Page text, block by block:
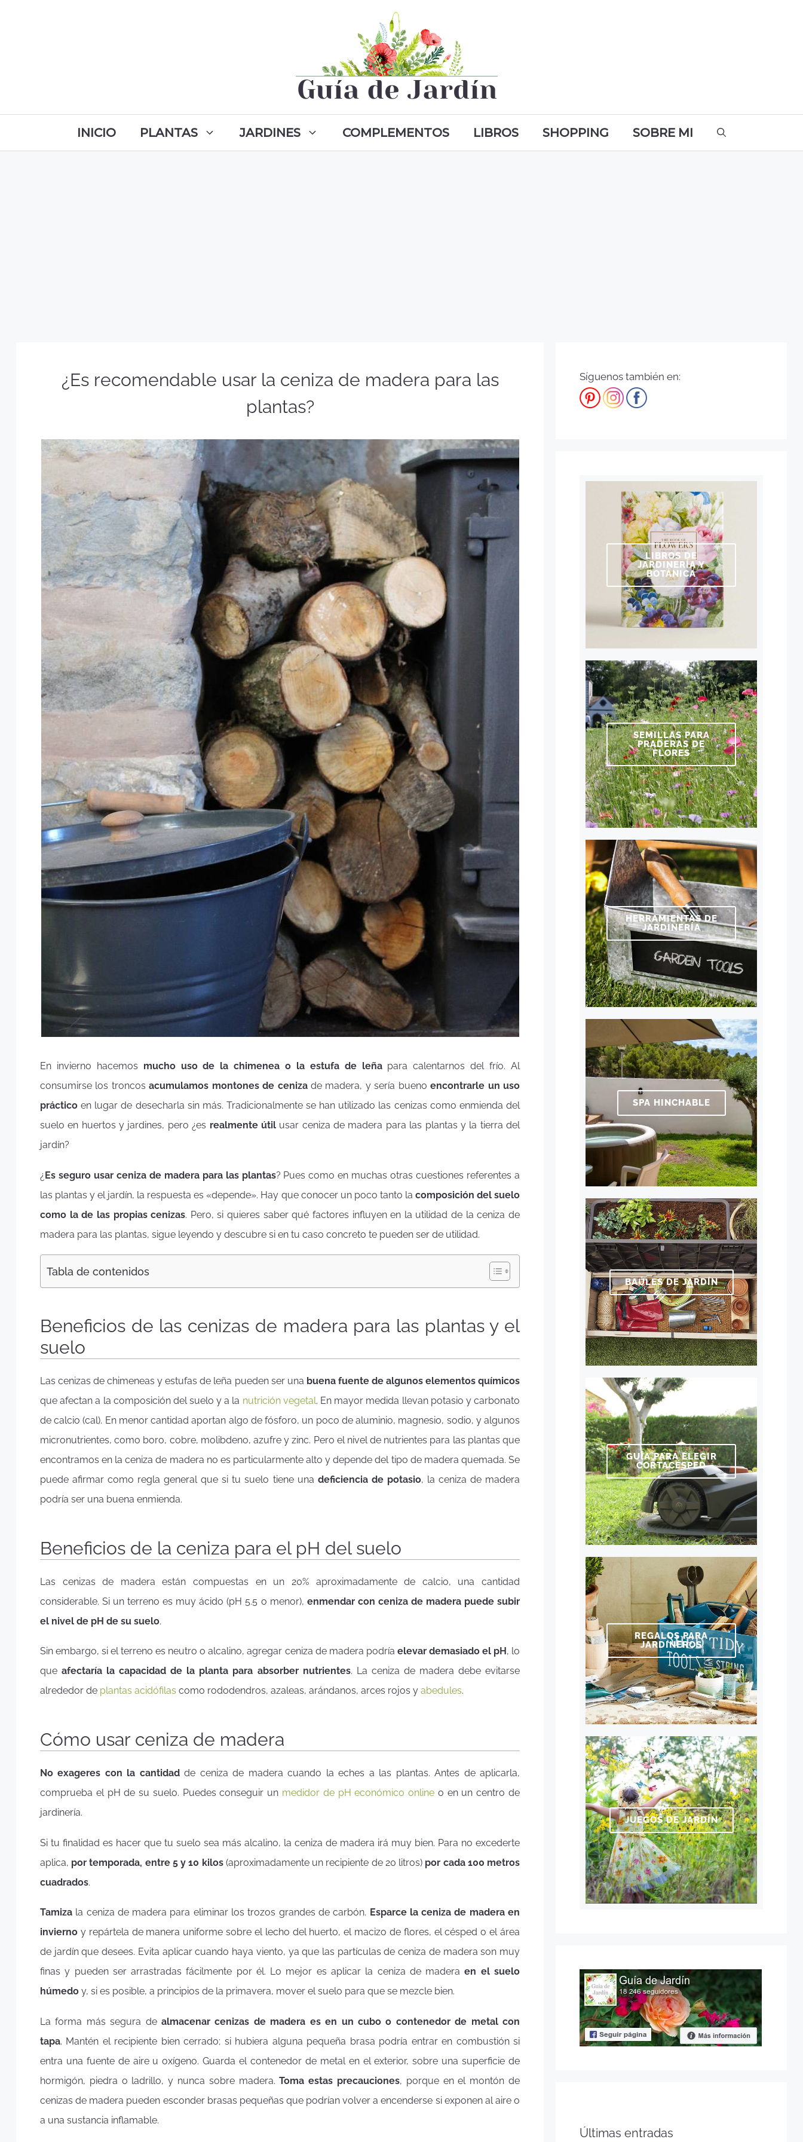
INICIO PLANTAS JARDINES COMPLEMENTOS LIBROS SHOPPING SOBRE MI
¿Es recomendable usar la ceniza de madera para las
plantas?
En invierno hacemos mucho uso de la chimenea o la estufa de leñapara calentarnos del frío. Al
consumirse los troncosacumulamos montones de cenizade madera, y sería buenoencontrarle un uso
práctico en lugar de desecharla sin más. Tradicionalmente se han utilizado las cenizas como enmienda del
suelo en huertos y jardines, pero ¿es realmente útil usar ceniza de madera para las plantas y la tierra del
jardín?
¿ Es seguro usar ceniza de madera para las plantas? Pues como en muchas otras cuestiones referentes a
las plantas y el jardín, la respuesta es «depende». Hay que conocer un poco tanto la composición del suelo
como la de las propias cenizas. Pero, si quieres saber qué factores influyen en la utilidad de la ceniza de
madera para las plantas, sigue leyendo y descubre si en tu caso concreto te pueden ser de utilidad.
Tabla de contenidos
Beneficios de las cenizas de madera para las plantas y el
suelo
Las cenizas de chimeneas y estufas de leña pueden ser una buena fuente de algunos elementos químicos
que afectan a la composición del suelo y a la nutrición vegetal. En mayor medida llevan potasio y carbonato
de calcio (cal). En menor cantidad aportan algo de fósforo, un poco de aluminio, magnesio, sodio, y algunos
micronutrientes, como boro, cobre, molibdeno, azufre y zinc. Pero el nivel de nutrientes para las plantas que
encontramos en la ceniza de madera no es particularmente alto y depende del tipo de madera quemada. Se
puede afirmar como regla general que si tu suelo tiene una deficiencia de potasio, la ceniza de madera
podría ser una buena enmienda.
Beneficios de la ceniza para el pH del suelo
Las cenizas de madera están compuestas en un 20% aproximadamente de calcio, una cantidad
considerable. Si un terreno es muy ácido (pH 5.5 o menor), enmendar con ceniza de madera puede subir
el nivel de pH de su suelo.
Sin embargo, si el terreno es neutro o alcalino, agregar ceniza de madera podría elevar demasiado el pH , lo
queafectaría la capacidad de la planta para absorber nutrientes. La ceniza de madera debe evitarse
alrededor de plantas acidófilas como rododendros, azaleas, arándanos, arces rojos y abedules.
Cómo usar ceniza de madera
No exageres con la cantidadde ceniza de madera cuando la eches a las plantas. Antes de aplicarla,
comprueba el pH de su suelo. Puedes conseguir un medidor de pH económico online o en un centro de
jardinería.
Si tu finalidad es hacer que tu suelo sea más alcalino, la ceniza de madera irá muy bien. Para no excederte
aplica, por temporada, entre 5 y 10 kilos(aproximadamente un recipiente de 20 litros) por cada 100 metros
cuadrados.
Tamiza la ceniza de madera para eliminar los trozos grandes de carbón. Esparce la ceniza de madera en
invierno y repártela de manera uniforme sobre el lecho del huerto, el macizo de flores, el césped o el área
de jardín que desees. Evita aplicar cuando haya viento, ya que las partículas de ceniza de madera son muy
finas y pueden ser arrastradas fácilmente por él. Lo mejor es aplicar la ceniza de maderaen el suelo
húmedo y, si es posible, a principios de la primavera, mover el suelo para que se mezcle bien.
La forma más segura dealmacenar cenizas de madera es en un cubo o contenedor de metal con
tapa. Mantén el recipiente bien cerrado; si hubiera alguna pequeña brasa podría entrar en combustión si
entra una fuente de aire u oxígeno. Guarda el contenedor de metal en el exterior, sobre una superficie de
hormigón, piedra o ladrillo, y nunca sobre madera.Toma estas precauciones, porque en el montón de
cenizas de madera pueden esconder brasas pequeñas que podrían volver a encenderse si exponen al aire o
a una sustancia inflamable.
Síguenos también en:
LIBROS DE
JARDINERÍA Y
BOTÁNICA
SEMILLAS PARA
PRADERAS DE
FLORES
HERRAMIENTAS DE
JARDINERÍA
SPA HINCHABLE
BAÚLES DE JARDÍN
GUÍA PARA ELEGIR
CORTACÉSPED
REGALOS PARA
JARDINEROS
JUEGOS DE JARDÍN
Últimas entradas